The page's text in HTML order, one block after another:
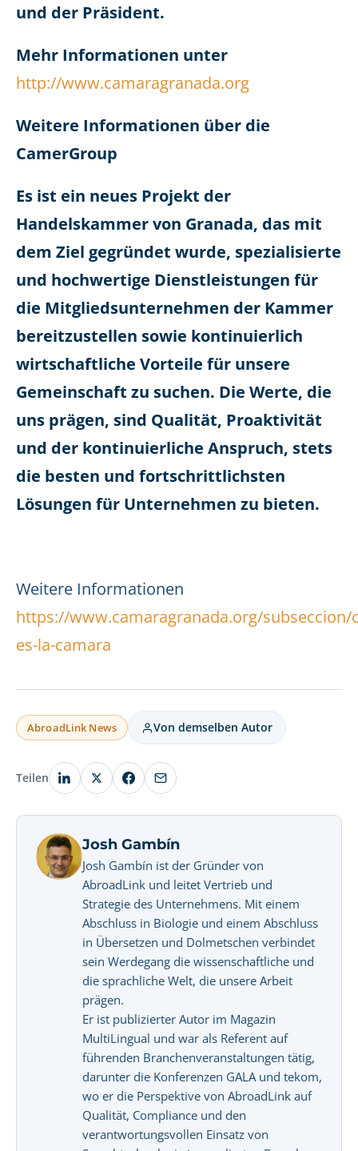
und der Präsident.
Mehr Informationen unter
http://www.camaragranada.org
Weitere Informationen über die
CamerGroup
Es ist ein neues Projekt der
Handelskammer von Granada, das mit
dem Ziel gegründet wurde, spezialisierte
und hochwertige Dienstleistungen für
die Mitgliedsunternehmen der Kammer
bereitzustellen sowie kontinuierlich
wirtschaftliche Vorteile für unsere
Gemeinschaft zu suchen. Die Werte, die
uns prägen, sind Qualität, Proaktivität
und der kontinuierliche Anspruch, stets
die besten und fortschrittlichsten
Lösungen für Unternehmen zu bieten.
Weitere Informationen
https://www.camaragranada.org/
es-la-camara
AbroadLink News Von demselben Autor
Teilen
Josh Gambín
Josh Gambín ist der Gründer von
AbroadLink und leitet Vertrieb und
Strategie des Unternehmens. Mit einem
Abschluss in Biologie und einem Abschluss
in Übersetzen und Dolmetschen verbindet
sein Werdegang die wissenschaftliche und
die sprachliche Welt, die unsere Arbeit
prägen.
Er ist publizierter Autor im Magazin
MultiLingual und war als Referent auf
führenden Branchenveranstaltungen tätig,
darunter die Konferenzen GALA und tekom,
wo er die Perspektive von AbroadLink auf
Qualität, Compliance und den
verantwortungsvollen Einsatz von